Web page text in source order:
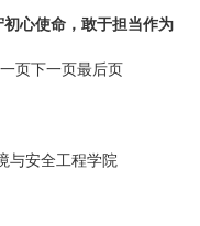
心使命，敢于担当作为
页下一页最后页
与安全工程学院